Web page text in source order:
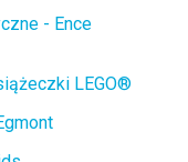
- Ence
LEGO®